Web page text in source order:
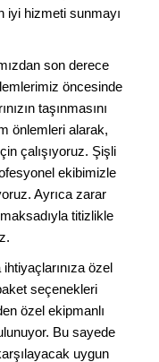
iyi hizmeti sunmayı
son derece
öncesinde
taşınmasını
önlemleri alarak,
çalışıyoruz. Şişli
ekibimizle
Ayrıca zarar
titizlikle
özel
seçenekleri
özel ekipmanlı
Bu sayede
uygun